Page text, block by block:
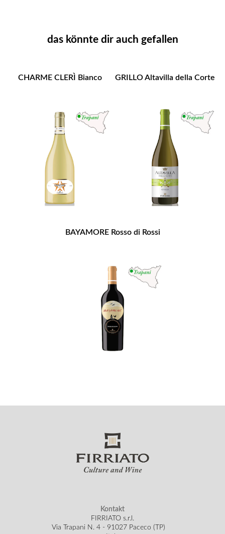
das könnte dir auch gefallen
CHARME CLERÌ Bianco GRILLO Altavilla della Corte
BAYAMORE Rosso di Rossi
Kontakt
FIRRIATO s.r.l.
Via Trapani N. 4 - 91027 Paceco (TP)